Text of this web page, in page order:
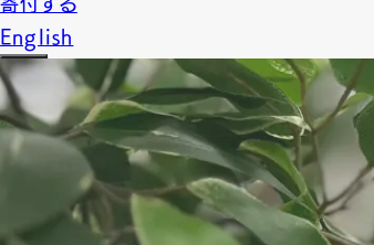
寄付する
English